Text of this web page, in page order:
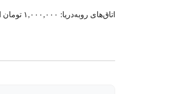
اتاق‌های رو‌به‌دریا: ۱,۰۰۰,۰۰۰ تومان افزایش به‌ازای هر نفر